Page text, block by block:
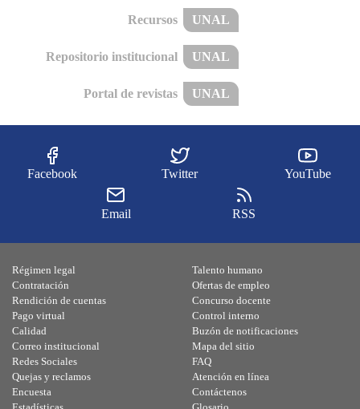
Recursos UNAL
Repositorio institucional UNAL
Portal de revistas UNAL
Facebook Twitter YouTube
Email RSS
Régimen legal
Contratación
Rendición de cuentas
Pago virtual
Calidad
Talento humano
Ofertas de empleo
Concurso docente
Control interno
Buzón de notificaciones
Correo institucional
Redes Sociales
Quejas y reclamos
Encuesta
Mapa del sitio
FAQ
Atención en línea
Contáctenos